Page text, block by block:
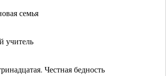
семья
учитель
Честная бедность